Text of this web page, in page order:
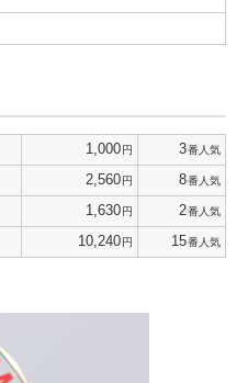
1,000円 3番人気
2,560円 8番人気
1,630円 2番人気
10,240円 15番人気